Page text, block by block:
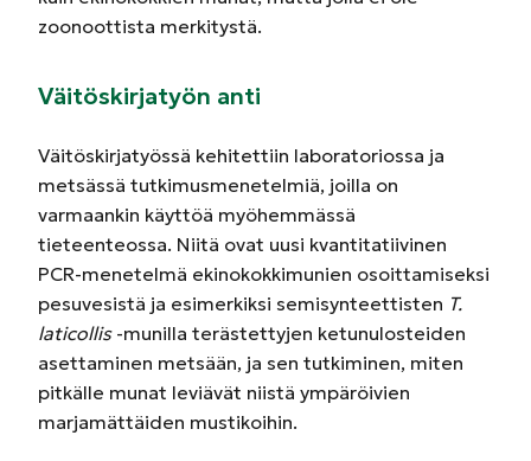
zoonoottista merkitystä.
Väitöskirjatyön anti
Väitöskirjatyössä kehitettiin laboratoriossa ja
metsässä tutkimusmenetelmiä, joilla on
varmaankin käyttöä myöhemmässä
tieteenteossa. Niitä ovat uusi kvantitatiivinen
PCR-menetelmä ekinokokkimunien osoittamiseksi
pesuvesistä ja esimerkiksi semisynteettisten T.
laticollis-munilla terästettyjen ketunulosteiden
asettaminen metsään, ja sen tutkiminen, miten
pitkälle munat leviävät niistä ympäröivien
marjamättäiden mustikoihin.